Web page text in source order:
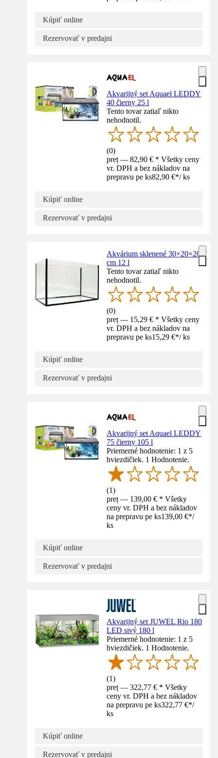
Kúpiť online
Rezervovať v predajni
Akvarijný set Aquael LEDDY
40 čierny 25 l
Tento tovar zatiaľ nikto
nehodnotil.
(0)
preț — 82,90 € * Všetky ceny
vr. DPH a bez nákladov na
prepravu pe ks82,90 €*/ ks
Kúpiť online
Rezervovať v predajni
Akvárium sklenené 30×20×20
cm 12 l
Tento tovar zatiaľ nikto
nehodnotil.
(0)
preț — 15,29 € * Všetky ceny
vr. DPH a bez nákladov na
prepravu pe ks15,29 €*/ ks
Kúpiť online
Rezervovať v predajni
Akvarijný set Aquael LEDDY
75 čierny 105 l
Priemerné hodnotenie: 1 z 5
hviezdičiek. 1 Hodnotenie.
(1)
preț — 139,00 € * Všetky
ceny vr. DPH a bez nákladov
na prepravu pe ks139,00 €*/
ks
Kúpiť online
Rezervovať v predajni
Akvarijný set JUWEL Rio 180
LED sivý 180 l
Priemerné hodnotenie: 1 z 5
hviezdičiek. 1 Hodnotenie.
(1)
preț — 322,77 € * Všetky
ceny vr. DPH a bez nákladov
na prepravu pe ks322,77 €*/
ks
Kúpiť online
Rezervovať v predajni